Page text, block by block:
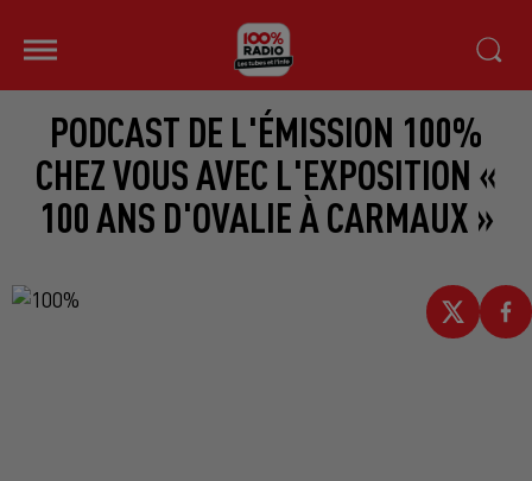
PODCAST DE L'ÉMISSION 100%
CHEZ VOUS AVEC L'EXPOSITION «
100 ANS D'OVALIE À CARMAUX »